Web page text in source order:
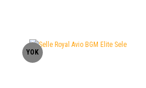
YOK